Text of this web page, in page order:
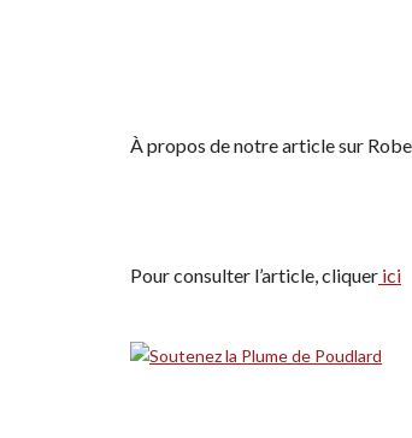
À propos de notre article sur
Pour consulter l’article, cliquer ici